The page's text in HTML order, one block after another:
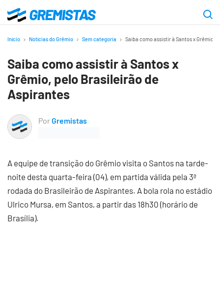
para
principal
Gremistas
Início Notícias do Grêmio Sem categoria Saiba como assistir à Santos x Grêmio,
Saiba como assistir à Santos x
Grêmio, pelo Brasileirão de
Aspirantes
PorGremistas
A equipe de transição do Grêmio visita o Santos na tarde-
noite desta quarta-feira (04), em partida válida pela 3ª
rodada do Brasileirão de Aspirantes. A bola rola no estádio
Ulrico Mursa, em Santos, a partir das 18h30 (horário de
Brasília).